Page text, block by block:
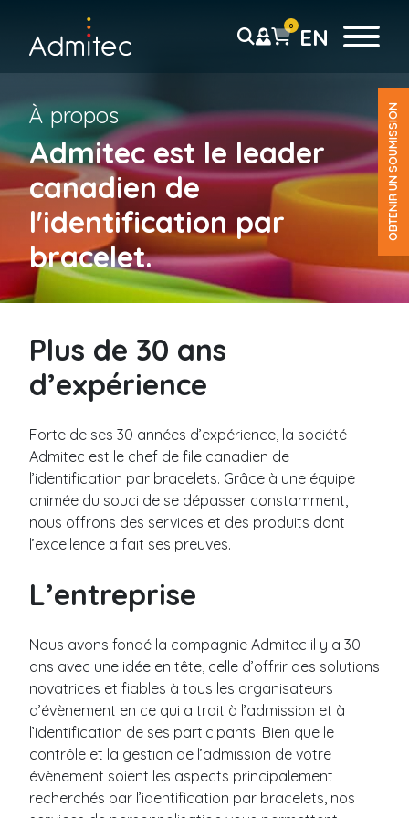
Bracelets
Bracelet Tyvek
Solid
Sans résidu
Coupon Détachable
Pré-imprimé
Code-barre
Uni
Coupon détachable
Pré-imprimé
Code-barre
Bracelet vinyle
Uni
Coupon Détachable
Fermeture adhésive
Sans résidu
Fermeture bouton plastique
Bracelet tissu
Tissé
Satin
P
é
n
m
*
o
m
*
o
r
r
i
e
l
*
T
é
l
é
p
h
o
n
P
r
é
n
M
e
s
OBTENIR UN SOUMISSION
0 EN
À propos
Admitec est le leader
canadien de
l'identification par
bracelet.
Plus de 30 ans
d’expérience
Forte de ses 30 années d’expérience, la société
Admitec est le chef de file canadien de
l’identification par bracelets. Grâce à une équipe
animée du souci de se dépasser constamment,
nous offrons des services et des produits dont
l’excellence a fait ses preuves.
L’entreprise
Nous avons fondé la compagnie Admitec il y a 30
ans avec une idée en tête, celle d’offrir des solutions
novatrices et fiables à tous les organisateurs
d’évènement en ce qui a trait à l’admission et à
l’identification de ses participants. Bien que le
contrôle et la gestion de l’admission de votre
évènement soient les aspects principalement
recherchés par l’identification par bracelets, nos